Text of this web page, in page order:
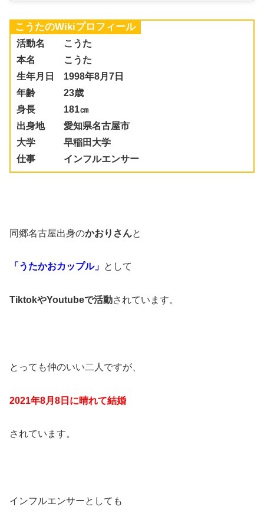
こうたのWikiプロフィール
活動名 こうた
本名 こうた
生年月日 1998年8月7日
年齢 23歳
身長 181㎝
出身地 愛知県名古屋市
大学 早稲田大学
仕事 インフルエンサー
同郷名古屋出身のかおりさんと
「うたかおカップル」 として
TiktokやYoutubeで活動されています。
とっても仲のいい二人ですが、
2021年8月8日に晴れて結婚
されています。
インフルエンサーとしても